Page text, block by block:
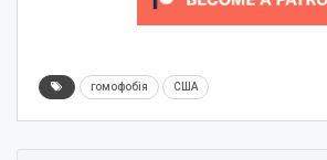
гомофобія США